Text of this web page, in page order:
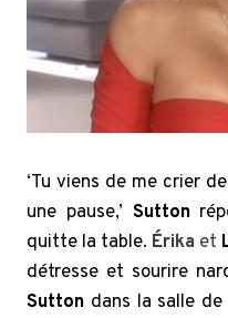
‘Tu viens de me crier
une pause,’ Sutton
quitte la table. Érika et
détresse et sourire
Sutton dans la salle